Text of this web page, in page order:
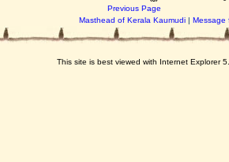
Previous Page
Masthead of Kerala Kaumudi| Message
This site is best viewed with Internet Explorer